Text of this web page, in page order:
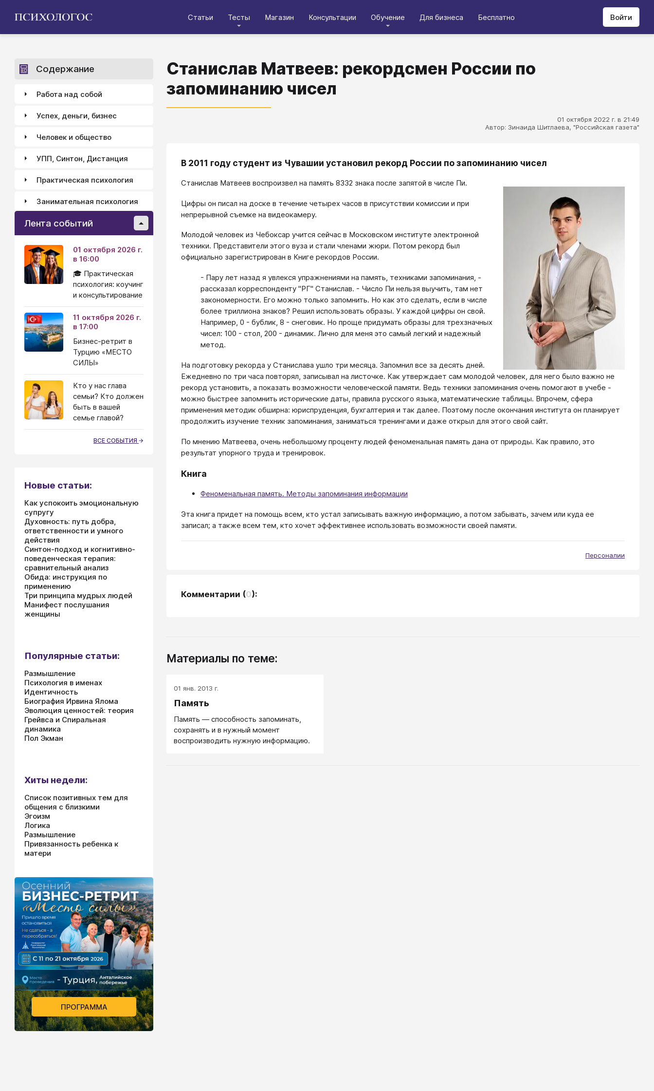
Статьи Тесты Магазин Консультации Обучение Для бизнеса Бесплатно Войти
Станислав Матвеев: рекордсмен России по
запоминанию чисел
01 октября 2022 г. в 21:49
Автор: Зинаида Шитлаева, "Российская газета"
В 2011 году студент из Чувашии установил рекорд России по запоминанию чисел
Станислав Матвеев воспроизвел на память 8332 знака после запятой в числе Пи.
Цифры он писал на доске в течение четырех часов в присутствии комиссии и при
непрерывной съемке на видеокамеру.
Молодой человек из Чебоксар учится сейчас в Московском институте электронной
техники. Представители этого вуза и стали членами жюри. Потом рекорд был
официально зарегистрирован в Книге рекордов России.
- Пару лет назад я увлекся упражнениями на память, техниками запоминания, -
рассказал корреспонденту "РГ" Станислав. - Число Пи нельзя выучить, там нет
закономерности. Его можно только запомнить. Но как это сделать, если в числе
более триллиона знаков? Решил использовать образы. У каждой цифры он свой.
Например, 0 - бублик, 8 - снеговик. Но проще придумать образы для трехзначных
чисел: 100 - стол, 200 - динамик. Лично для меня это самый легкий и надежный
метод.
На подготовку рекорда у Станислава ушло три месяца. Запомнил все за десять дней.
Ежедневно по три часа повторял, записывал на листочке. Как утверждает сам молодой человек, для него было важно не
рекорд установить, а показать возможности человеческой памяти. Ведь техники запоминания очень помогают в учебе -
можно быстрее запомнить исторические даты, правила русского языка, математические таблицы. Впрочем, сфера
применения методик обширна: юриспруденция, бухгалтерия и так далее. Поэтому после окончания института он планирует
продолжить изучение техник запоминания, заниматься тренингами и даже открыл для этого свой сайт.
По мнению Матвеева, очень небольшому проценту людей феноменальная память дана от природы. Как правило, это
результат упорного труда и тренировок.
Книга
Феноменальная память. Методы запоминания информации
Эта книга придет на помощь всем, кто устал записывать важную информацию, а потом забывать, зачем или куда ее
записал; а также всем тем, кто хочет эффективнее использовать возможности своей памяти.
Персоналии
Комментарии (0):
Материалы по теме:
01 янв. 2013 г.
Память
Память — способность запоминать,
сохранять и в нужный момент
воспроизводить нужную информацию.
Содержание
Работа над собой
Успех, деньги, бизнес
Человек и общество
УПП, Синтон, Дистанция
Практическая психология
Занимательная психология
Лента событий
01 октября 2026 г.
в 16:00
🎓 Практическая
психология: коучинг
и консультирование
11 октября 2026 г.
в 17:00
Бизнес-ретрит в
Турцию «МЕСТО
СИЛЫ»
Кто у нас глава
семьи? Кто должен
быть в вашей
семье главой?
ВСЕ СОБЫТИЯ
Новые статьи:
Как успокоить эмоциональную
супругу
Духовность: путь добра,
ответственности и умного
действия
Синтон-подход и когнитивно-
поведенческая терапия:
сравнительный анализ
Обида: инструкция по
применению
Три принципа мудрых людей
Манифест послушания
женщины
Популярные статьи:
Размышление
Психология в именах
Идентичность
Биография Ирвина Ялома
Эволюция ценностей: теория
Грейвса и Спиральная
динамика
Пол Экман
Хиты недели:
Список позитивных тем для
общения с близкими
Эгоизм
Логика
Размышление
Привязанность ребенка к
матери
ПРОГРАММА